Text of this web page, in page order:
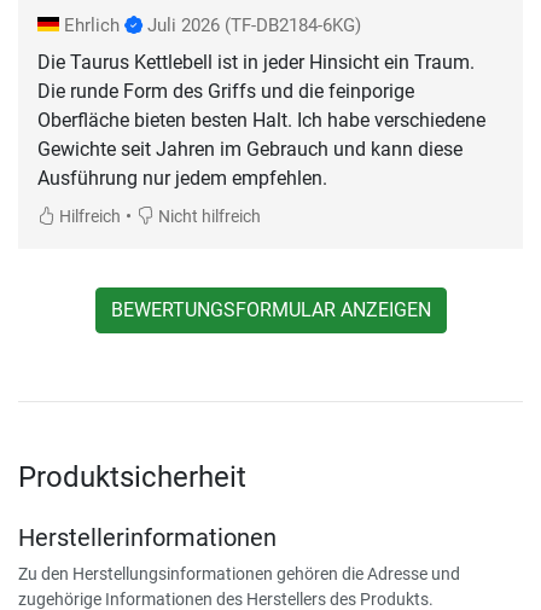
Ehrlich Juli 2026 (TF-DB2184-6KG)
Die Taurus Kettlebell ist in jeder Hinsicht ein Traum.
Die runde Form des Griffs und die feinporige
Oberfläche bieten besten Halt. Ich habe verschiedene
Gewichte seit Jahren im Gebrauch und kann diese
Ausführung nur jedem empfehlen.
Hilfreich • Nicht hilfreich
BEWERTUNGSFORMULAR ANZEIGEN
Produktsicherheit
Herstellerinformationen
Zu den Herstellungsinformationen gehören die Adresse und
zugehörige Informationen des Herstellers des Produkts.